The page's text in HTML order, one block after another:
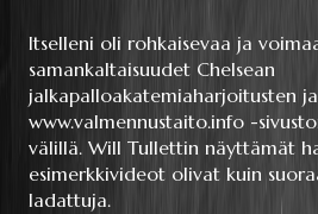
Itselleni oli rohkaisevaa ja
samankaltaisuudet Chelsean
jalkapalloakatemiaharjoitusten ja
www.valmennustaito.info -
välillä. Will Tullettin näyttämät
esimerkkivideot olivat kuin
ladattuja.